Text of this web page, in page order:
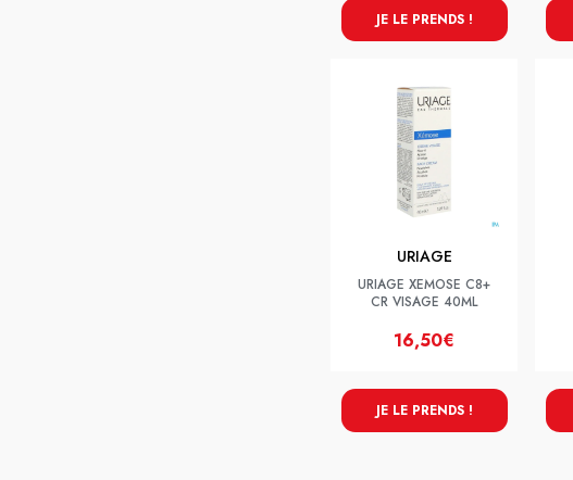
JE LE PRENDS !
URIAGE
URIAGE XEMOSE C8+
CR VISAGE 40ML
16,50€
JE LE PRENDS !